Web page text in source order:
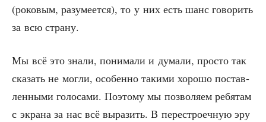
(роко­вым, разу­ме­ет­ся), то у них есть шанс гово­рить
за всю страну.
Мы всё это зна­ли, пони­ма­ли и дума­ли, про­сто так
ска­зать не мог­ли, осо­бен­но таки­ми хоро­шо постав­
лен­ны­ми голо­са­ми. Поэто­му мы поз­во­ля­ем ребя­там
с экра­на за нас всё выра­зить. В пере­стро­еч­ную эру